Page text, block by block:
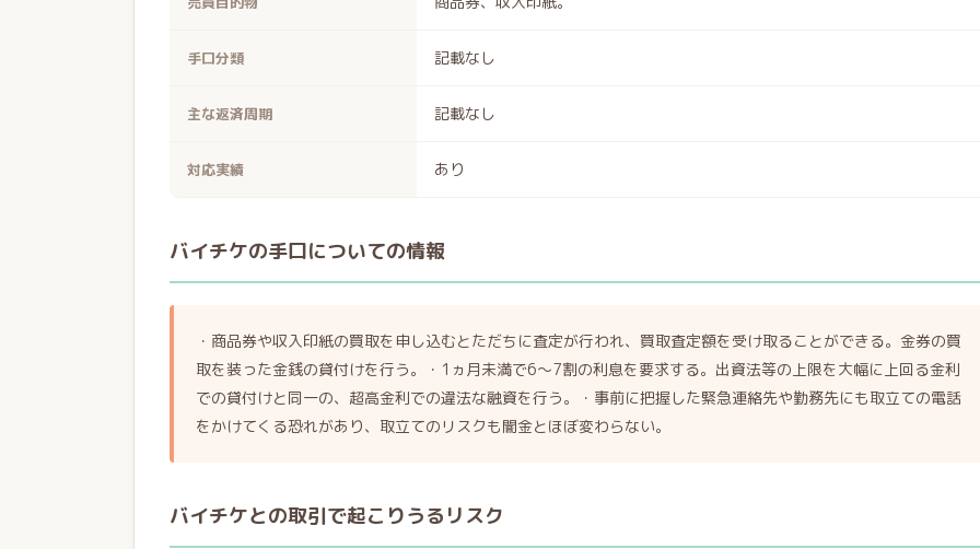
手口分類 記載なし
主な返済周期 記載なし
対応実績 あり
バイチケの手口についての情報
・商品券や収入印紙の買取を申し込むとただちに査定が行われ、買取査定額を受け取ることができる。金券の買
取を装った金銭の貸付けを行う。・1ヵ月未満で6～7割の利息を要求する。出資法等の上限を大幅に上回る金利
での貸付けと同一の、超高金利での違法な融資を行う。・事前に把握した緊急連絡先や勤務先にも取立ての電話
をかけてくる恐れがあり、取立てのリスクも闇金とほぼ変わらない。
バイチケとの取引で起こりうるリスク